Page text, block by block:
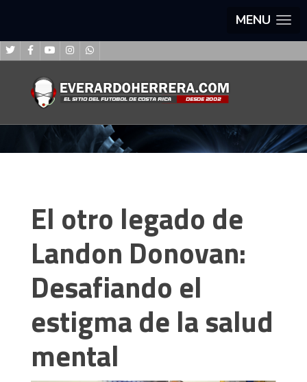
MENU
El otro legado de
Landon Donovan:
Desafiando el
estigma de la salud
mental